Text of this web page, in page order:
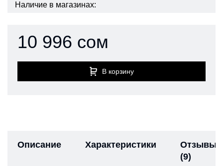
Наличие в магазинах:
10 996 сом
В корзину
Описание Характеристики
Отзывы
(9)